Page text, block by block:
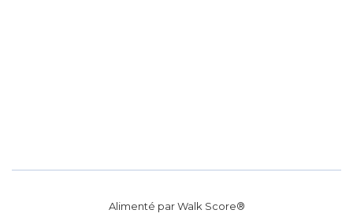
Alimenté parWalk Score®